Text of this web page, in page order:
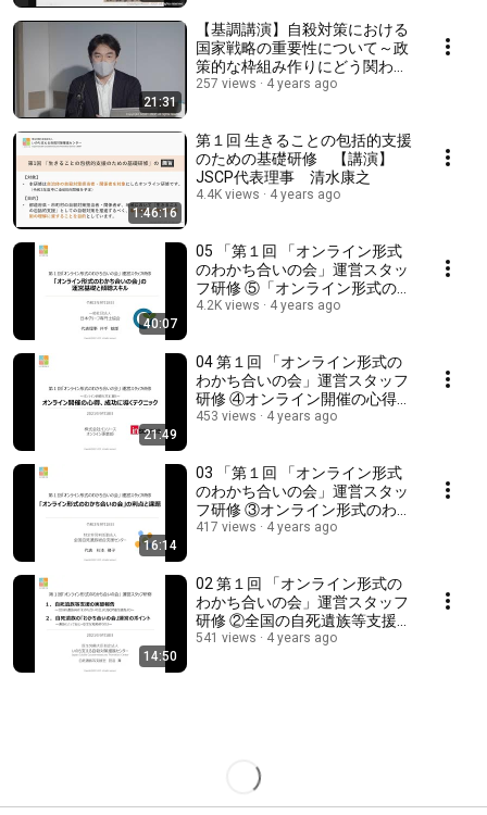
21:31
【基調講演】自殺対策における
国家戦略の重要性について～政
策的な枠組み作りにどう関わる
か～｜ 清水 康之 JSCP代表理
257 views 4 years ago
1:46:16
第１回 生きることの包括的支援
のための基礎研修 【講演】
JSCP代表理事 清水康之
4.4K views 4 years ago
40:07
05 「第１回 「オンライン形式
のわかち合いの会」運営スタッ
フ研修 ⑤「オンライン形式のわ
かち合いの会」の運営基礎と傾
4.2K views 4 years ago
21:49
04 第１回 「オンライン形式の
わかち合いの会」運営スタッフ
研修 ④オンライン開催の心得、
成功に導くテクニック 株式会社
453 views 4 years ago
16:14
03 「第１回 「オンライン形式
のわかち合いの会」運営スタッ
フ研修 ③オンライン形式のわか
ち合いの会」の利点と課題 全国
417 views 4 years ago
14:50
02 第１回 「オンライン形式の
わかち合いの会」運営スタッフ
研修 ②全国の自死遺族等支援の
実態報告、自死遺族の「わかち
541 views 4 years ago